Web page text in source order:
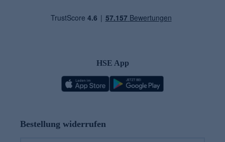
HSE App
Bestellung widerrufen